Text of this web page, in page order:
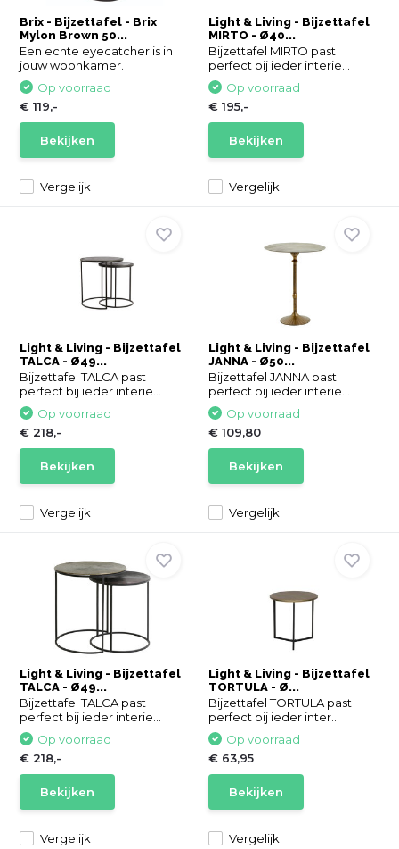
Brix - Bijzettafel - Brix
Mylon Brown 50...
Een echte eyecatcher is in
jouw woonkamer.
Vergelijk
Op voorraad
€ 119,-
Bekijken
Light & Living - Bijzettafel
MIRTO - Ø40...
Bijzettafel MIRTO past
perfect bij ieder interie...
Vergelijk
Op voorraad
€ 195,-
Bekijken
Light & Living - Bijzettafel
TALCA - Ø49...
Bijzettafel TALCA past
perfect bij ieder interie...
Vergelijk
Op voorraad
€ 218,-
Bekijken
Light & Living - Bijzettafel
JANNA - Ø50...
Bijzettafel JANNA past
perfect bij ieder interie...
Vergelijk
Op voorraad
€ 109,80
Bekijken
Light & Living - Bijzettafel
TALCA - Ø49...
Bijzettafel TALCA past
perfect bij ieder interie...
Vergelijk
Op voorraad
€ 218,-
Bekijken
Light & Living - Bijzettafel
TORTULA - Ø...
Bijzettafel TORTULA past
perfect bij ieder inter...
Vergelijk
Op voorraad
€ 63,95
Bekijken